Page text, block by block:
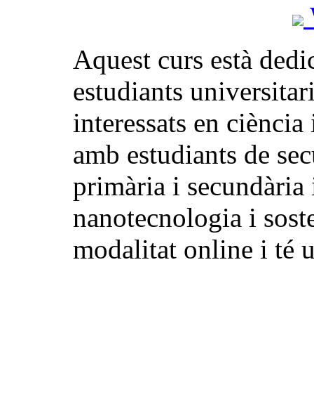
Aquest curs està
estudiants
interessats en
amb estudiants de
primària i secundària
nanotecnologia i
modalitat online i té